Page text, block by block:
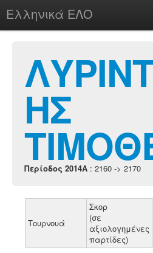
Ελληνικά ΕΛΟ
chesstu.be @ discord
LoginΗΣ
Περίοδος 2014A : 2160 -> 2170
Τουρνουά
Σκορ
(σε
αξιολογημένες
παρτίδες)